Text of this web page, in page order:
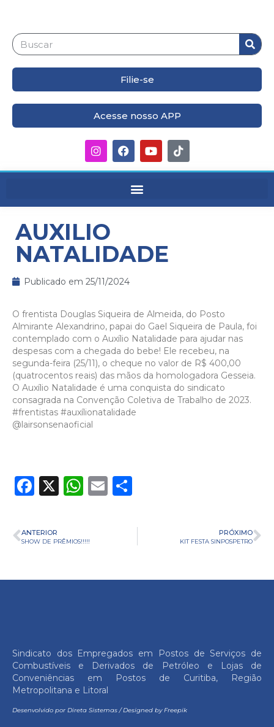
Filie-se
Acesse nosso APP
AUXILIO
NATALIDADE
Publicado em 25/11/2024
O frentista Douglas Siqueira de Almeida, do Posto
Almirante Alexandrino, papai do Gael Siqueira de Paula, foi
contemplado com o Auxílio Natalidade para ajudar nas
despesas com a chegada do bebe! Ele recebeu, na
segunda-feira (25/11), o cheque no valor de R$ 400,00
(quatrocentos reais) das mãos da homologadora Gesseia.
O Auxílio Natalidade é uma conquista do sindicato
consagrada na Convenção Coletiva de Trabalho de 2023.
#frentistas #auxílionatalidade
@lairsonsenaoficial
Facebook
X WhatsApp
Email
ANTERIOR
SHOW DE PRÊMIOS!!!!!
PRÓXIMO
KIT FESTA SINPOSPETRO
Sindicato dos Empregados em Postos de Serviços de
Combustíveis e Derivados de Petróleo e Lojas de
Conveniências em Postos de Curitiba, Região
Metropolitana e Litoral
Desenvolvido por Direta Sistemas/Designed by Freepik